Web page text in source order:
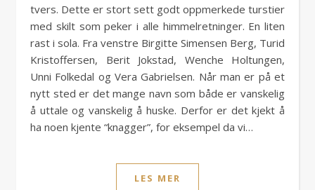
tvers. Dette er stort sett godt oppmerkede turstier
med skilt som peker i alle himmelretninger. En liten
rast i sola. Fra venstre Birgitte Simensen Berg, Turid
Kristoffersen, Berit Jokstad, Wenche Holtungen,
Unni Folkedal og Vera Gabrielsen. Når man er på et
nytt sted er det mange navn som både er vanskelig
å uttale og vanskelig å huske. Derfor er det kjekt å
ha noen kjente “knagger”, for eksempel da vi…
LES MER